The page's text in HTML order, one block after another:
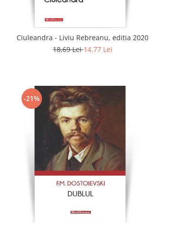
Ciuleandra - Liviu Rebreanu, editia 2020
18,69 Lei14,77 Lei
-21%